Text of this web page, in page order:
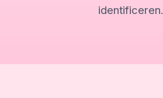
identificeren.